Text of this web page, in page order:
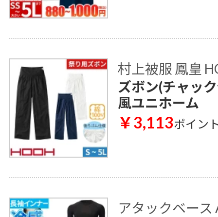
村上被服 鳳皇
ズボン(チャッ
風ユニホーム
￥3,113ポイン
アタックベース